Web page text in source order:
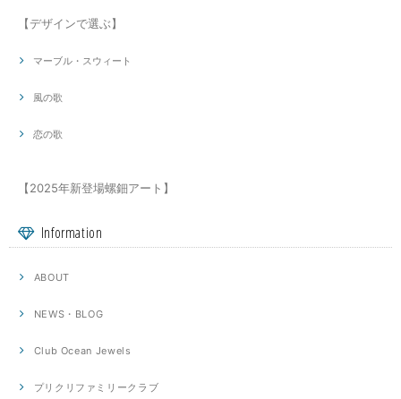
【デザインで選ぶ】
マーブル・スウィート
風の歌
恋の歌
【2025年新登場螺鈿アート】
Information
ABOUT
NEWS・BLOG
Club Ocean Jewels
プリクリファミリークラブ